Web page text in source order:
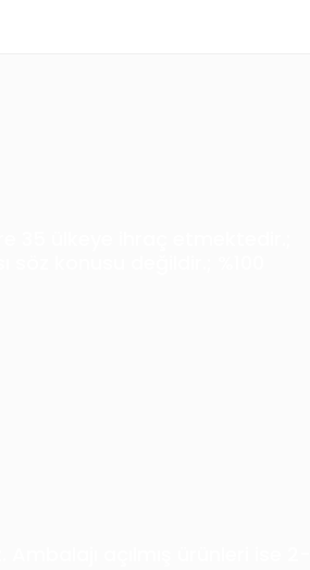
35 ülkeye ihraç etmektedir.;
açılmış ürünleri ise 2-3